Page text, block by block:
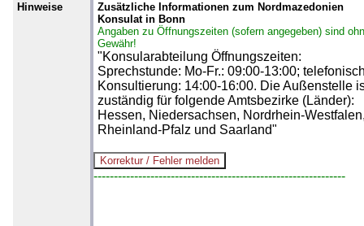
Hinweise
Zusätzliche Informationen zum Nordmazedonien
Konsulat in Bonn
Angaben zu Öffnungszeiten (sofern angegeben) sind
Gewähr!
"Konsularabteilung Öffnungszeiten:
Sprechstunde: Mo-Fr.: 09:00-13:00;
Konsultierung: 14:00-16:00. Die Außenstelle
zuständig für folgende Amtsbezirke (Länder):
Hessen, Niedersachsen, Nordrhein-
Rheinland-Pfalz und Saarland"
--------------------------------------------------------------